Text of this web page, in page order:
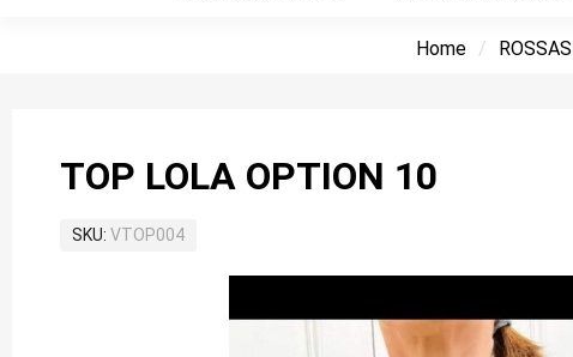
Home
TOP LOLA OPTION 10
SKU VTOP004